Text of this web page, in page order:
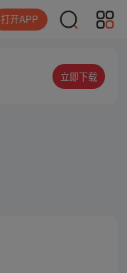
打开APP
立即下载